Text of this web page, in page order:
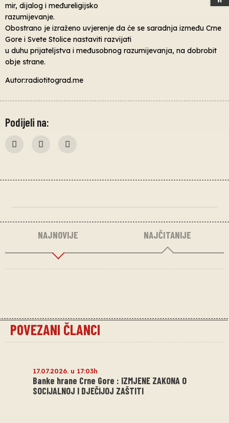
mir, dijalog i međureligijsko
razumijevanje.
Obostrano je izraženo uvjerenje da će se saradnja između Crne
Gore i Svete Stolice nastaviti razvijati
u duhu prijateljstva i međusobnog razumijevanja, na dobrobit
obje strane.
Autor:radiotitograd.me
Podijeli na:
NAJNOVIJE NAJČITANIJE
POVEZANI ČLANCI
17.07.2026. u 17:03h
Banke hrane Crne Gore : IZMJENE ZAKONA O
SOCIJALNOJ I DJEČIJOJ ZAŠTITI